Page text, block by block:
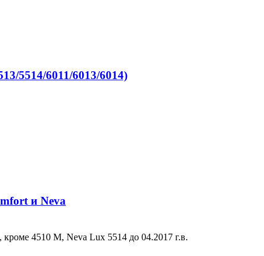
5514/6011/6013/6014)
и Neva
4510 М, Neva Lux 5514 до 04.2017 г.в.